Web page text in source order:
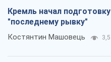
Кремль начал
"последнему рывку"
Костянтин Машовець 3,5